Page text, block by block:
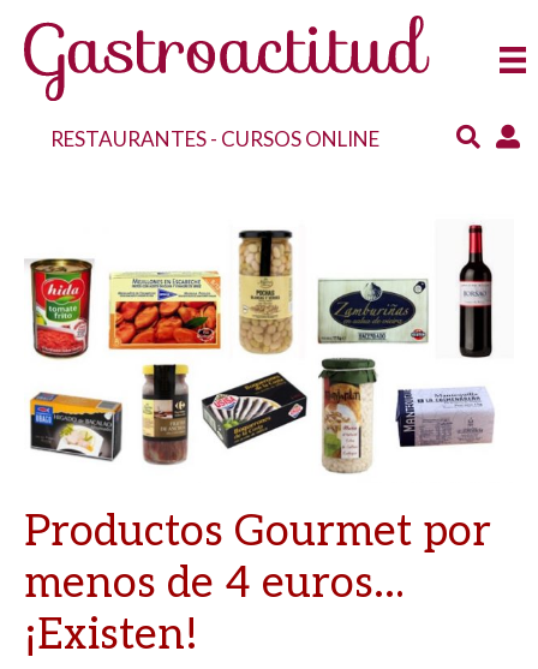
RESTAURANTES- CURSOS ONLINE
Productos Gourmet por
menos de 4 euros…
¡Existen!